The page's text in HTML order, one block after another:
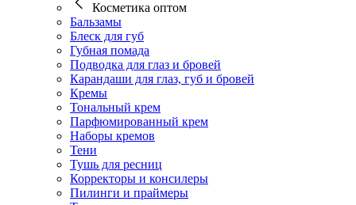
Косметика оптом
Бальзамы
Блеск для губ
Губная помада
Подводка для глаз и бровей
Карандаши для глаз, губ и бровей
Кремы
Тональный крем
Парфюмированный крем
Наборы кремов
Тени
Тушь для ресниц
Корректоры и консилеры
Пилинги и праймеры